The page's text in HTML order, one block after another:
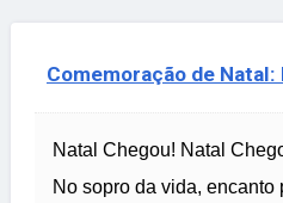
Comemoração de
Natal Chegou! Natal
No sopro da vida, encanto